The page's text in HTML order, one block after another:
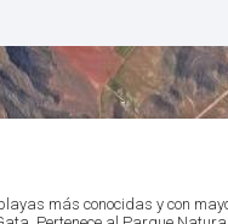
más conocidas y con